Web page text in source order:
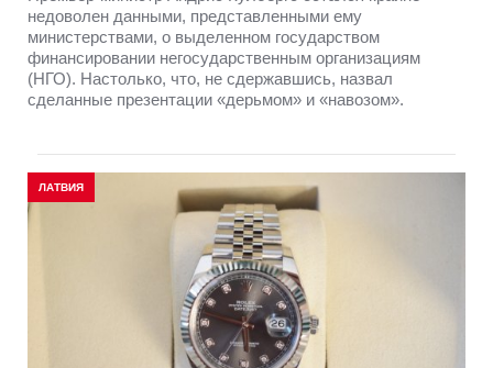
недоволен данными, представленными ему
министерствами, о выделенном государством
финансировании негосударственным организациям
(НГО). Настолько, что, не сдержавшись, назвал
сделанные презентации «дерьмом» и «навозом».
ЛАТВИЯ